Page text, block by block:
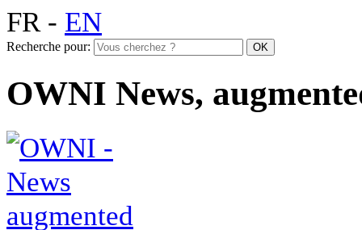
FR- EN
Recherche pour:
OWNI News,